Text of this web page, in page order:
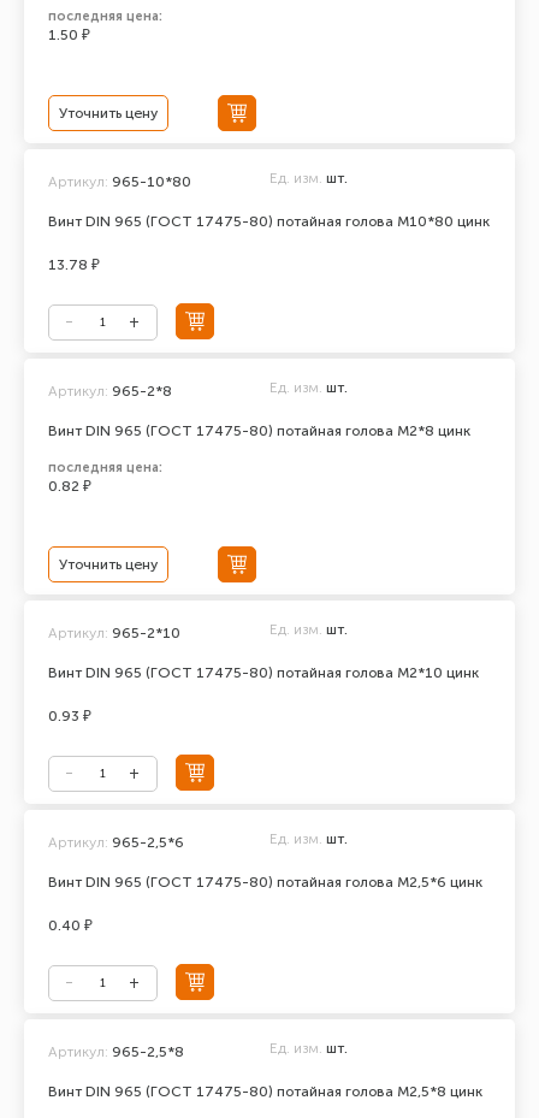
последняя цена:
1.50 ₽
Уточнить цену
Винт DIN 965 (ГОСТ 17475-80) потайная голова М10*80 цинк
Артикул: 965-10*80 Ед. изм. шт.
13.78 ₽
Винт DIN 965 (ГОСТ 17475-80) потайная голова М2*8 цинк
Артикул: 965-2*8 Ед. изм. шт.
последняя цена:
0.82 ₽
Уточнить цену
Винт DIN 965 (ГОСТ 17475-80) потайная голова М2*10 цинк
Артикул: 965-2*10 Ед. изм. шт.
0.93 ₽
Винт DIN 965 (ГОСТ 17475-80) потайная голова М2,5*6 цинк
Артикул: 965-2,5*6 Ед. изм. шт.
0.40 ₽
Винт DIN 965 (ГОСТ 17475-80) потайная голова М2,5*8 цинк
Артикул: 965-2,5*8 Ед. изм. шт.